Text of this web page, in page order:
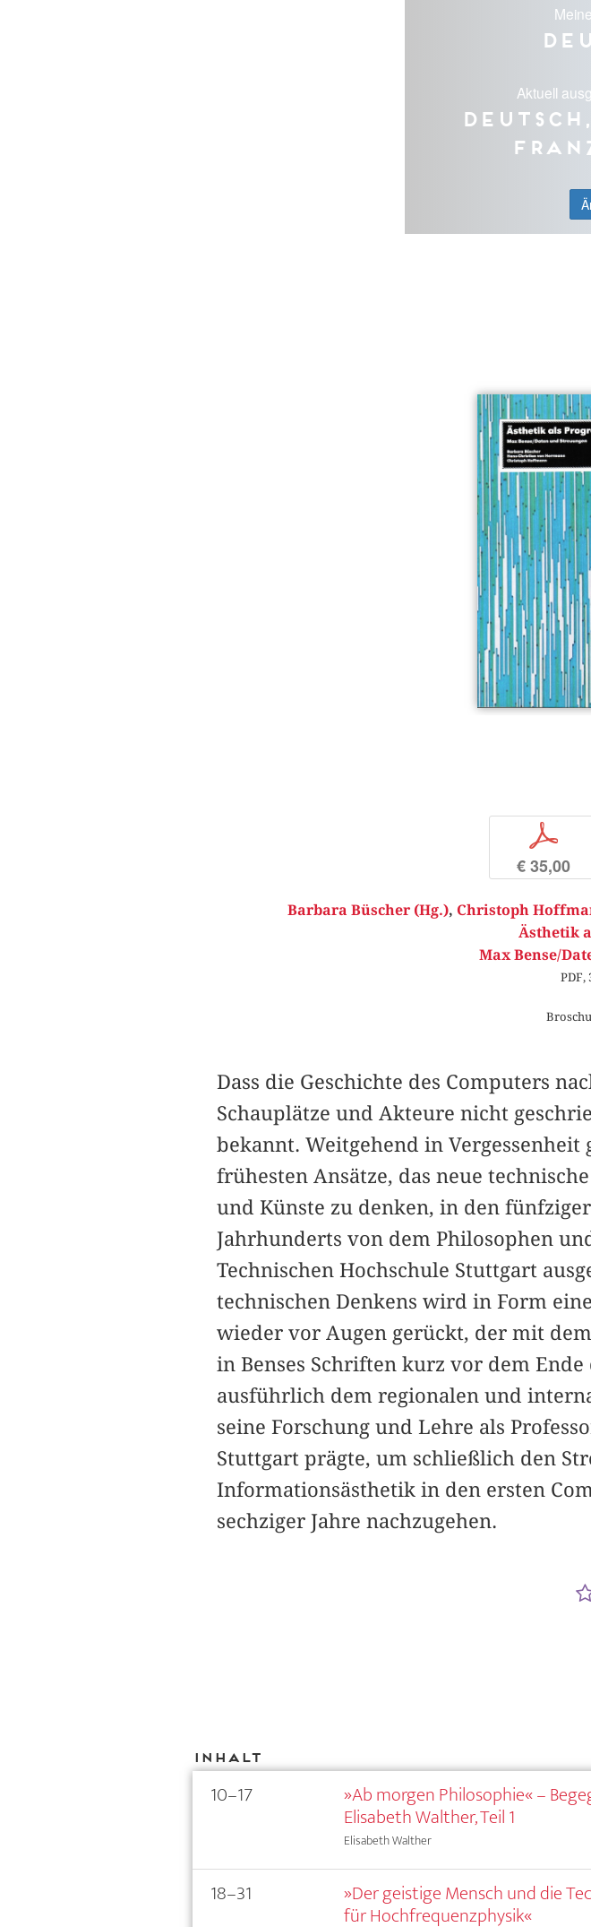
Aktuell
p
€ 35,00
Barbara Büscher (Hg.), Christoph
Ästhetik
Max Bense/
PDF,
Dass die Geschichte des Computers
Schauplätze und Akteure nicht
bekannt. Weitgehend in
frühesten Ansätze, das neue
und Künste zu denken, in den
Jahrhunderts von dem Philosophen
Technischen Hochschule Stuttgart
technischen Denkens wird in Form
wieder vor Augen gerückt, der mit
in Benses Schriften kurz vor dem
ausführlich dem regionalen und
seine Forschung und Lehre als
Stuttgart prägte, um schließlich den
Informationsästhetik in den ersten
sechziger Jahre nachzugehen.
Inhalt
10–17 »Ab morgen Philosophie« –
Elisabeth Walther, Teil 1
Elisabeth Walther
18–31 »Der geistige Mensch und die
für Hochfrequenzphysik«